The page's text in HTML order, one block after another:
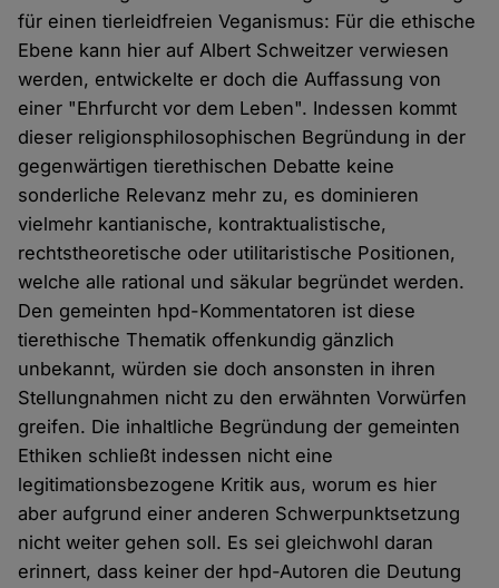
für einen tierleidfreien Veganismus: Für die ethische
Ebene kann hier auf Albert Schweitzer verwiesen
werden, entwickelte er doch die Auffassung von
einer "Ehrfurcht vor dem Leben". Indessen kommt
dieser religionsphilosophischen Begründung in der
gegenwärtigen tierethischen Debatte keine
sonderliche Relevanz mehr zu, es dominieren
vielmehr kantianische, kontraktualistische,
rechtstheoretische oder utilitaristische Positionen,
welche alle rational und säkular begründet werden.
Den gemeinten hpd-Kommentatoren ist diese
tierethische Thematik offenkundig gänzlich
unbekannt, würden sie doch ansonsten in ihren
Stellungnahmen nicht zu den erwähnten Vorwürfen
greifen. Die inhaltliche Begründung der gemeinten
Ethiken schließt indessen nicht eine
legitimationsbezogene Kritik aus, worum es hier
aber aufgrund einer anderen Schwerpunktsetzung
nicht weiter gehen soll. Es sei gleichwohl daran
erinnert, dass keiner der hpd-Autoren die Deutung